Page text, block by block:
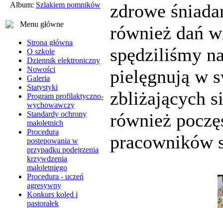
Album: Szlakiem pomników
Menu główne
Strona główna
O szkole
Dziennik elektroniczny
Nowości
Galeria
Statystyki
Program profilaktyczno-
wychowawczy
Standardy ochrony
małoletnich
Procedura
postępowania w
przypadku podejrzenia
krzywdzenia
małoletniego
Procedura - uczeń
agresywny
Konkurs kolęd i
pastorałek
zdrowe
również dań
spędziliśmy
pielęgnują w
zbliżających
również
pracowników